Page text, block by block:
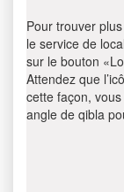
Pour trouver
le service de
sur le bouton
Attendez que
cette façon,
angle de qibla